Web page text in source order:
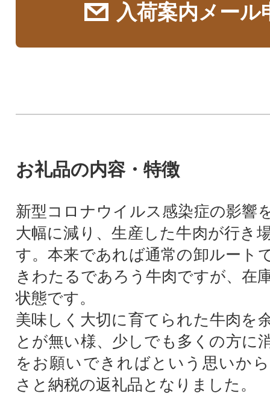
入荷案内メール
お礼品の内容・特徴
新型コロナウイルス感染症の影響
大幅に減り、生産した牛肉が行き
す。本来であれば通常の卸ルート
きわたるであろう牛肉ですが、在
状態です。
美味しく大切に育てられた牛肉を
とが無い様、少しでも多くの方に
をお願いできればという思いか
さと納税の返礼品となりました。